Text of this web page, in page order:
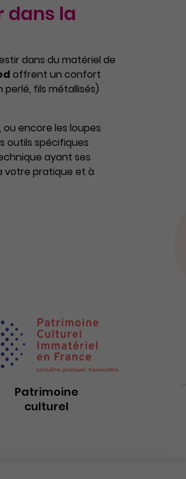
dans la
dans du matériel de
offrent un confort
perlé, fils métallisés)
encore les loupes
outils spécifiques
ayant ses
votre pratique et à
Patrimoine
culturel